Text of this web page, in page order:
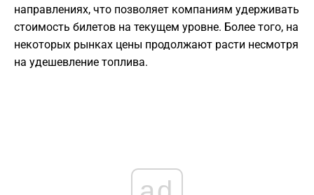
направлениях, что позволяет компаниям удерживать
стоимость билетов на текущем уровне. Более того, на
некоторых рынках цены продолжают расти несмотря
на удешевление топлива.